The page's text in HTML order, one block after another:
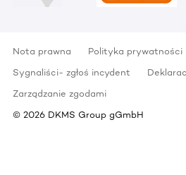
Nota prawna Polityka prywatności
Sygnaliści- zgłoś incydent
Zarządzanie zgodami
© 2026 DKMS Group gGmbH